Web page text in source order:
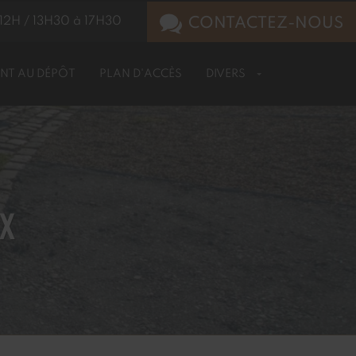
/ 13H30 à 17H30 CONTACTEZ-NOUS
AU DÉPÔT PLAN D'ACCÈS DIVERS